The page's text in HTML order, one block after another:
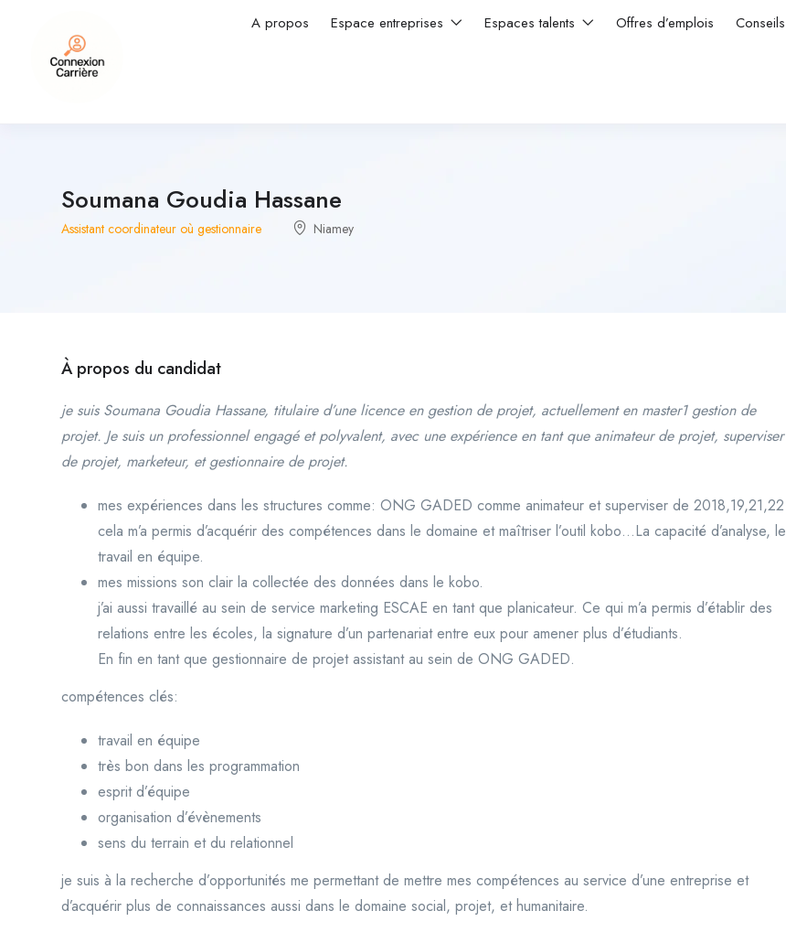
A propos Espace entreprises Espaces talents Offres d’emplois Conseils
Soumana Goudia Hassane
Assistant coordinateur où gestionnaire Niamey
À propos du candidat
je suis Soumana Goudia Hassane, titulaire d’une licence en gestion de projet, actuellement en master1 gestion de
projet. Je suis un professionnel engagé et polyvalent, avec une expérience en tant que animateur de projet, superviser
de projet, marketeur, et gestionnaire de projet.
mes expériences dans les structures comme: ONG GADED comme animateur et superviser de 2018,19,21,22
cela m’a permis d’acquérir des compétences dans le domaine et maîtriser l’outil kobo…La capacité d’analyse, le
travail en équipe.
mes missions son clair la collectée des données dans le kobo.
j’ai aussi travaillé au sein de service marketing ESCAE en tant que planicateur. Ce qui m’a permis d’établir des
relations entre les écoles, la signature d’un partenariat entre eux pour amener plus d’étudiants.
En fin en tant que gestionnaire de projet assistant au sein de ONG GADED.
compétences clés:
travail en équipe
très bon dans les programmation
esprit d’équipe
organisation d’évènements
sens du terrain et du relationnel
je suis à la recherche d’opportunités me permettant de mettre mes compétences au service d’une entreprise et
d’acquérir plus de connaissances aussi dans le domaine social, projet, et humanitaire.